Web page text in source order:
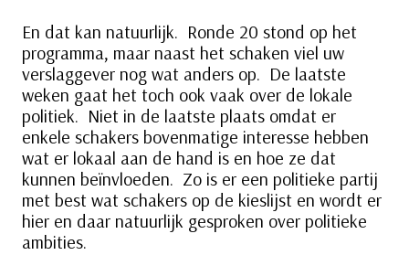
En dat kan natuurlijk. Ronde 20 stond op het
programma, maar naast het schaken viel uw
verslaggever nog wat anders op. De laatste
weken gaat het toch ook vaak over de lokale
politiek. Niet in de laatste plaats omdat er
enkele schakers bovenmatige interesse hebben
wat er lokaal aan de hand is en hoe ze dat
kunnen beïnvloeden. Zo is er een politieke partij
met best wat schakers op de kieslijst en wordt er
hier en daar natuurlijk gesproken over politieke
ambities.